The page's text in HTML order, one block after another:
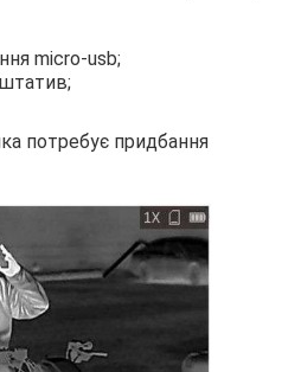
micro-usb;
потребує придбання